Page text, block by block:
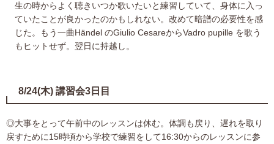
生の時からよく聴きいつか歌いたいと練習していて、身体に入っ
ていたことが良かったのかもしれない。改めて暗譜の必要性を感
じた。もう一曲Händel のGiulio CesareからVadro pupille を歌う
もヒットせず。翌日に持越し。
8/24(木) 講習会3日目
◎大事をとって午前中のレッスンは休む。体調も戻り、遅れを取り
戻すために15時頃から学校で練習をして16:30からのレッスンに参